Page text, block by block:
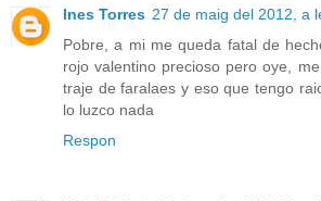
Ines Torres 27 de maig del 2012, a
Pobre, a mi me queda fatal de
rojo valentino precioso pero oye,
traje de faralaes y eso que tengo
lo luzco nada
Respon